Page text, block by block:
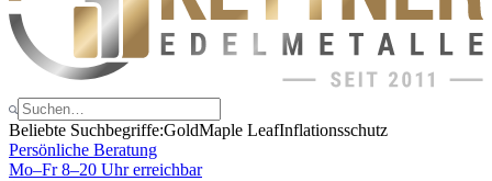
Beliebte Suchbegriffe:GoldMaple LeafInflationsschutz
Persönliche Beratung
Mo–Fr 8–20 Uhr erreichbar